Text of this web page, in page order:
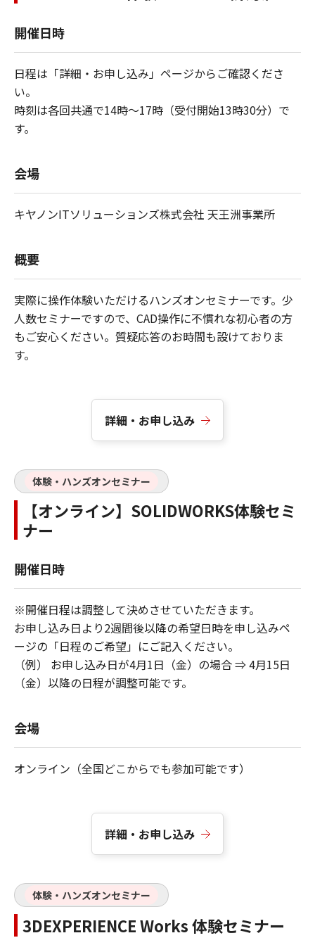
開催日時
日程は「詳細・お申し込み」ページからご確認くださ
い。
時刻は各回共通で14時～17時（受付開始13時30分）で
す。
会場
キヤノンITソリューションズ株式会社 天王洲事業所
概要
実際に操作体験いただけるハンズオンセミナーです。少
人数セミナーですので、CAD操作に不慣れな初心者の方
もご安心ください。質疑応答のお時間も設けておりま
す。
詳細・お申し込み
体験・ハンズオンセミナー
【オンライン】SOLIDWORKS体験セミ
ナー
開催日時
※開催日程は調整して決めさせていただきます。
お申し込み日より2週間後以降の希望日時を申し込みペ
ージの「日程のご希望」にご記入ください。
（例） お申し込み日が4月1日（金）の場合 ⇒ 4月15日
（金）以降の日程が調整可能です。
会場
オンライン（全国どこからでも参加可能です）
詳細・お申し込み
体験・ハンズオンセミナー
3DEXPERIENCE Works 体験セミナー